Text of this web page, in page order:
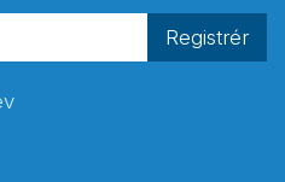
Registrér